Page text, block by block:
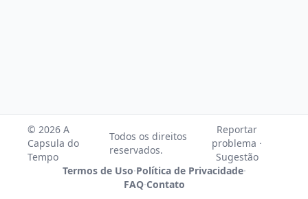
© 2026 A
Capsula do
Tempo
Todos os direitos
reservados.
Reportar
problema ·
Sugestão
Termos de Uso·Política de Privacidade·
FAQ·Contato